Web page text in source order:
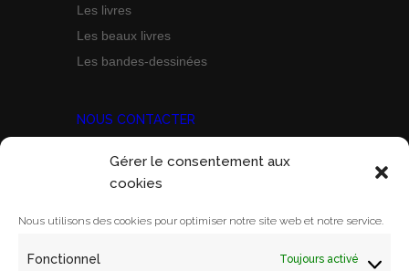
Gérer le consentement aux
cookies
Nous utilisons des cookies pour optimiser notre site web et notre service.
Fonctionnel Toujours activé
Les livres
Les beaux livres
Les bandes-dessinées
NOUS CONTACTER
ACORAM
Ecole Militaire, Case D
75700 PARIS SP 07